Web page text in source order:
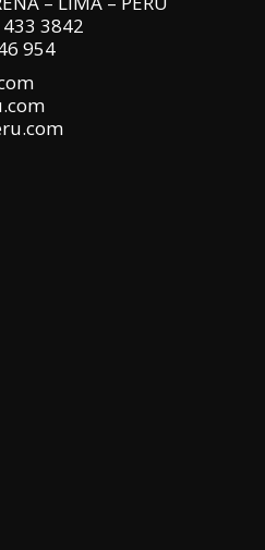
3842
954